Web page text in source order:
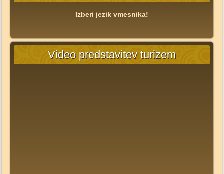
Izberi jezik vmesnika!
Video predstavitev turizem